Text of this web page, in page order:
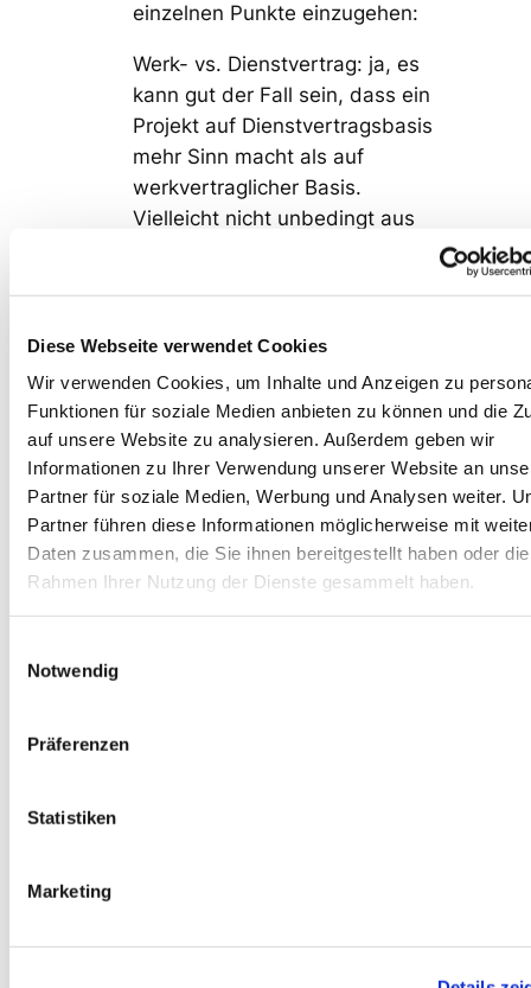
Diese Webseite verwendet Cookies
Wir verwenden Cookies, um Inhalte und Anzeigen zu
Funktionen für soziale Medien anbieten zu können und die
auf unsere Website zu analysieren. Außerdem geben wir
Informationen zu Ihrer Verwendung unserer Website an
Partner für soziale Medien, Werbung und Analysen weiter.
Partner führen diese Informationen möglicherweise mit
Daten zusammen, die Sie ihnen bereitgestellt haben oder
Rahmen Ihrer Nutzung der Dienste gesammelt haben.
Notwendig
Präferenzen
Statistiken
Marketing
einzelnen Punkte einzugehen:
Werk- vs. Dienstvertrag: ja, es
kann gut der Fall sein, dass ein
Projekt auf Dienstvertragsbasis
mehr Sinn macht als auf
werkvertraglicher Basis.
Vielleicht nicht unbedingt aus
beim/auf den Kunden). Wir
sehen zum Beispiel in manchen
Projektkonstellationen auf
Dienstvertragsbasis vor, dass
der Kunde nach einem Sprint
das Recht hat, das Projekt
schlicht zu beenden
(hoffentlich, weil genügend
Value da ist und nicht, weil er
mit uns unzufrieden ist). Es